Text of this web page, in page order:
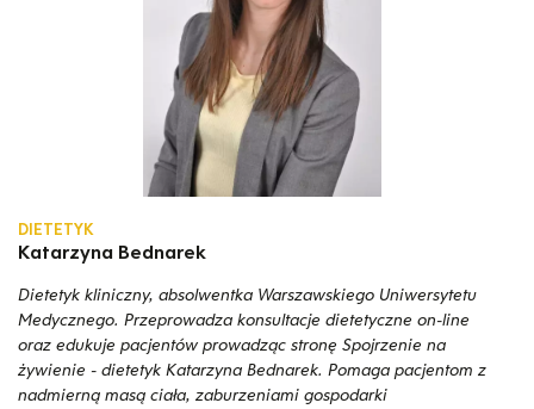
DIETETYK
Katarzyna Bednarek
Dietetyk kliniczny, absolwentka Warszawskiego Uniwersytetu
Medycznego. Przeprowadza konsultacje dietetyczne on-line
oraz edukuje pacjentów prowadząc stronę Spojrzenie na
żywienie - dietetyk Katarzyna Bednarek. Pomaga pacjentom z
nadmierną masą ciała, zaburzeniami gospodarki